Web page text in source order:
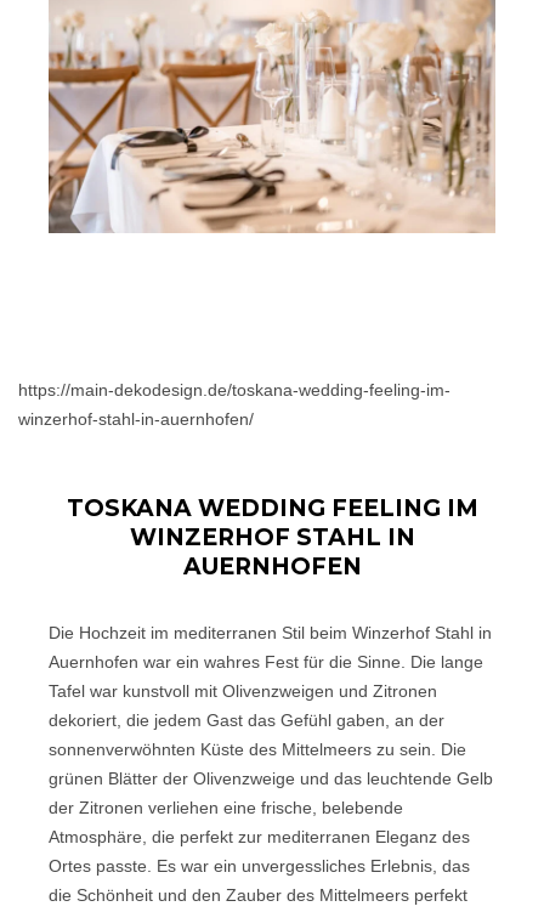
https://main-dekodesign.de/toskana-wedding-feeling-im-
winzerhof-stahl-in-auernhofen/
TOSKANA WEDDING FEELING IM
WINZERHOF STAHL IN
AUERNHOFEN
Die Hochzeit im mediterranen Stil beim Winzerhof Stahl in
Auernhofen war ein wahres Fest für die Sinne. Die lange
Tafel war kunstvoll mit Olivenzweigen und Zitronen
dekoriert, die jedem Gast das Gefühl gaben, an der
sonnenverwöhnten Küste des Mittelmeers zu sein. Die
grünen Blätter der Olivenzweige und das leuchtende Gelb
der Zitronen verliehen eine frische, belebende
Atmosphäre, die perfekt zur mediterranen Eleganz des
Ortes passte. Es war ein unvergessliches Erlebnis, das
die Schönheit und den Zauber des Mittelmeers perfekt